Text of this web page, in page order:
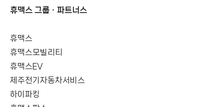
휴맥스 그룹ㆍ파트너스
휴맥스
휴맥스모빌리티
휴맥스EV
제주전기자동차서비스
하이파킹